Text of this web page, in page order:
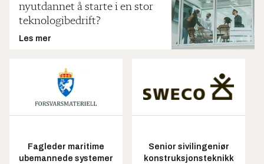
nyutdannet å starte i en stor
teknologibedrift?
Les mer
Fagleder maritime
ubemannede systemer
Senior sivilingeniør
konstruksjonsteknikk